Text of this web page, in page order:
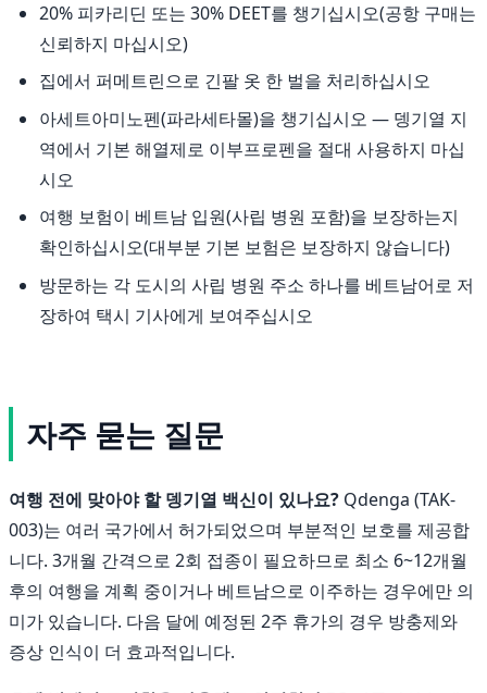
20% 피카리딘 또는 30% DEET를 챙기십시오(공항 구매는
신뢰하지 마십시오)
집에서 퍼메트린으로 긴팔 옷 한 벌을 처리하십시오
아세트아미노펜(파라세타몰)을 챙기십시오 — 뎅기열 지
역에서 기본 해열제로 이부프로펜을 절대 사용하지 마십
시오
여행 보험이 베트남 입원(사립 병원 포함)을 보장하는지
확인하십시오(대부분 기본 보험은 보장하지 않습니다)
방문하는 각 도시의 사립 병원 주소 하나를 베트남어로 저
장하여 택시 기사에게 보여주십시오
자주 묻는 질문
여행 전에 맞아야 할 뎅기열 백신이 있나요? Qdenga (TAK-
003)는 여러 국가에서 허가되었으며 부분적인 보호를 제공합
니다. 3개월 간격으로 2회 접종이 필요하므로 최소 6~12개월
후의 여행을 계획 중이거나 베트남으로 이주하는 경우에만 의
미가 있습니다. 다음 달에 예정된 2주 휴가의 경우 방충제와
증상 인식이 더 효과적입니다.